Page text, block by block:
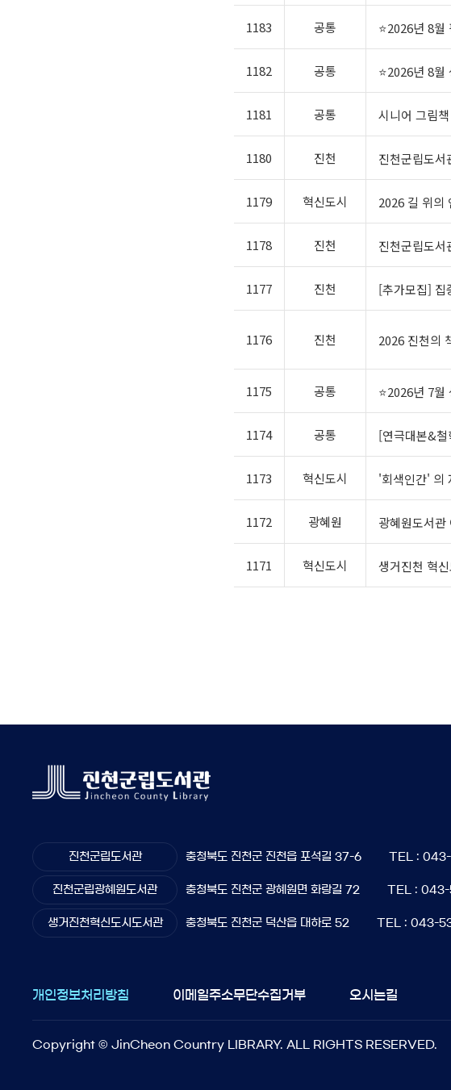
1183 공통 ⭐2026년 8월
1182 공통 ⭐2026년 8월
1181 공통 시니어 그림
1180 진천 진천군립도
1179 혁신도시 2026 길 위의
1178 진천 진천군립도
1177 진천 [추가모집] 집
1176 진천 2026 진천의
1175 공통 ⭐2026년 7월
1174 공통 [연극대본&
1173 혁신도시 '회색인간' 의
1172 광혜원 광혜원도서
1171 혁신도시 생거진천 혁
진천군립도서관 충청북도 진천군 진천읍 포석길 37-6 TEL :
진천군립광혜원도서관 충청북도 진천군 광혜원면 화랑길 72 TEL :
생거진천혁신도시도서관 충청북도 진천군 덕산읍 대하로 52 TEL : 043-
개인정보처리방침 이메일주소무단수집거부 오시는길
Copyright © JinCheon Country LIBRARY. ALL RIGHTS RESERVED.